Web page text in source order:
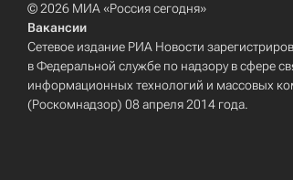
© 2026 МИА «Россия сегодня»
Вакансии
Сетевое издание РИА Новости
в Федеральной службе по надзору в сфере
информационных технологий и массовых
(Роскомнадзор) 08 апреля 2014 года.